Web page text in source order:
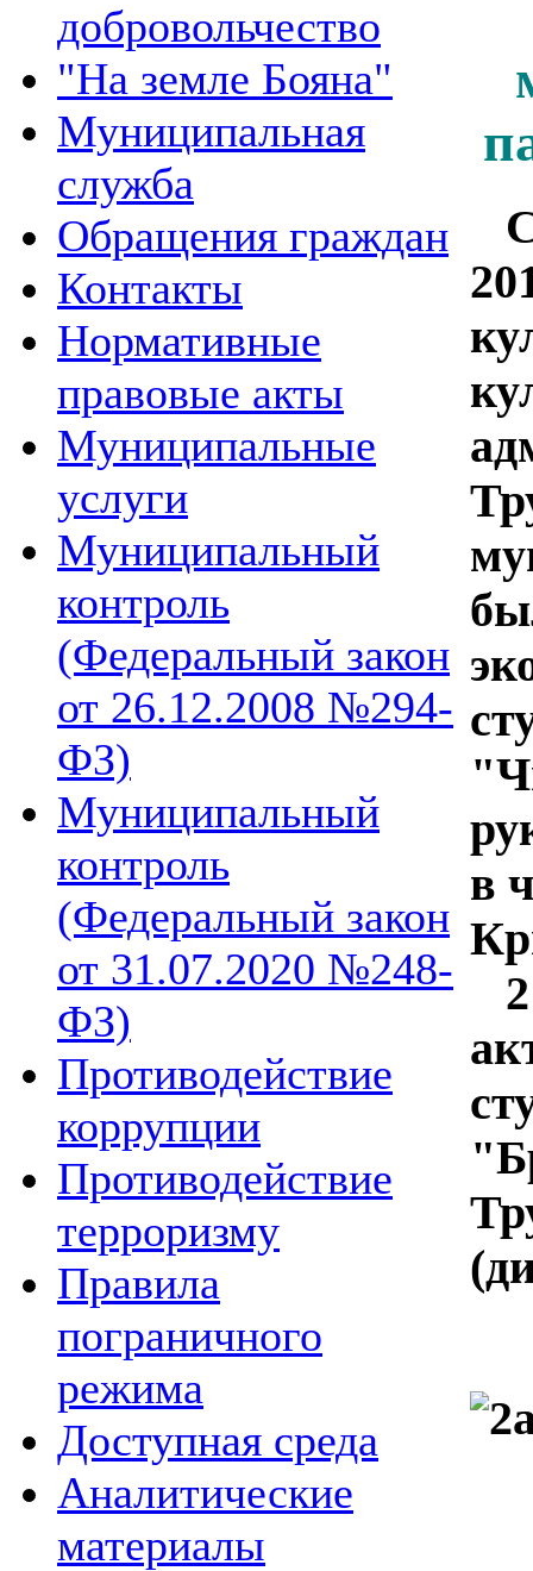
добровольчество
"На земле Бояна"
Муниципальная
служба
Обращения граждан
Контакты
Нормативные
правовые акты
Муниципальные
услуги
Муниципальный
контроль
(Федеральный закон
от 26.12.2008 №294-
ФЗ)
Муниципальный
контроль
(Федеральный закон
от 31.07.2020 №248-
ФЗ)
Противодействие
коррупции
Противодействие
терроризму
Правила
пограничного
режима
Доступная среда
Аналитические
материалы
С
в